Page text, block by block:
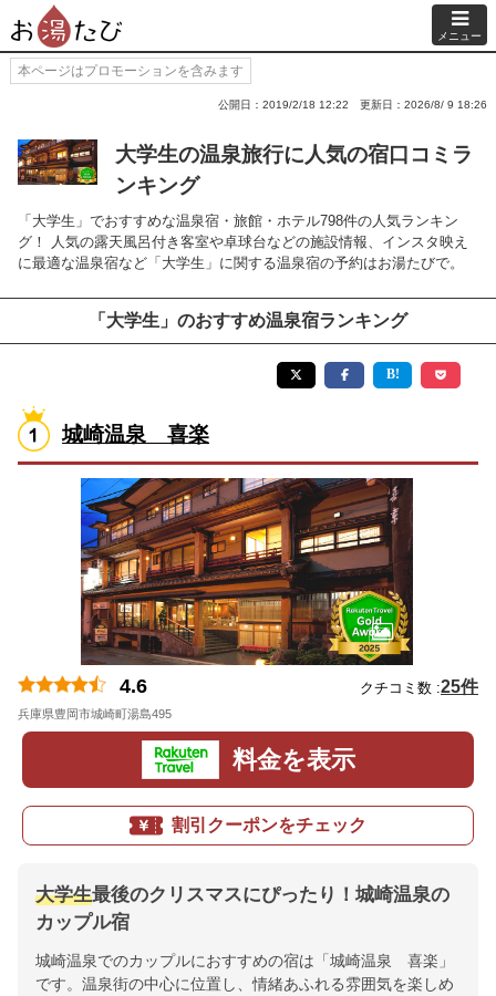
メニュー
本ページはプロモーションを含みます
公開日：2019/2/18 12:22 更新日：2026/8/ 9 18:26
大学生の温泉旅行に人気の宿口コミラ
ンキング
「大学生」でおすすめな温泉宿・旅館・ホテル798件の人気ランキン
グ！ 人気の露天風呂付き客室や卓球台などの施設情報、インスタ映え
に最適な温泉宿など「大学生」に関する温泉宿の予約はお湯たびで。
「大学生」のおすすめ温泉宿ランキング
城崎温泉 喜楽
4.6 クチコミ数 :25件
兵庫県豊岡市城崎町湯島495
料金を表示
割引クーポンをチェック
大学生最後のクリスマスにぴったり！城崎温泉の
カップル宿
城崎温泉でのカップルにおすすめの宿は「城崎温泉 喜楽」
です。温泉街の中心に位置し、情緒あふれる雰囲気を楽しめ